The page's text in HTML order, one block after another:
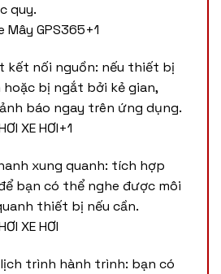
quy.
Mây GPS365+1
kết nối nguồn: nếu thiết bị
bị ngắt bởi kẻ gian,
báo ngay trên ứng dụng.
XE HƠI+1
xung quanh: tích hợp
bạn có thể nghe được môi
thiết bị nếu cần.
XE HƠI
trình hành trình: bạn có